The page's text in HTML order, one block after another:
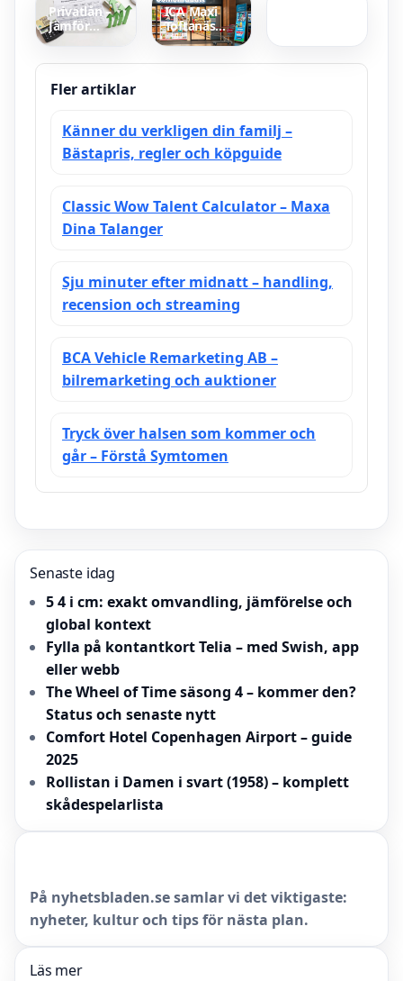
Privatlån –
Jämför
räntor och
långivare
ICA Maxi
Toftanäs
erbjudande
reklamblad
Fler artiklar
Känner du verkligen din familj –
Bästapris, regler och köpguide
Classic Wow Talent Calculator – Maxa
Dina Talanger
Sju minuter efter midnatt – handling,
recension och streaming
BCA Vehicle Remarketing AB –
bilremarketing och auktioner
Tryck över halsen som kommer och
går – Förstå Symtomen
Senaste idag
5 4 i cm: exakt omvandling, jämförelse och
global kontext
Fylla på kontantkort Telia – med Swish, app
eller webb
The Wheel of Time säsong 4 – kommer den?
Status och senaste nytt
Comfort Hotel Copenhagen Airport – guide
2025
Rollistan i Damen i svart (1958) – komplett
skådespelarlista
På nyhetsbladen.se samlar vi det viktigaste:
nyheter, kultur och tips för nästa plan.
Läs mer